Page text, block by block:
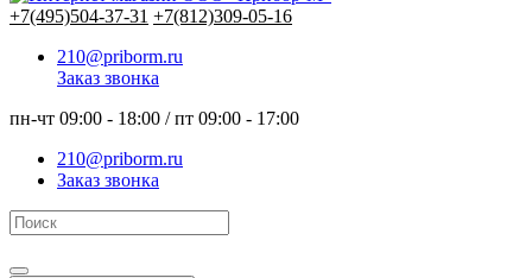
+7(495)504-37-31 +7(812)309-05-16
210@priborm.ru
Заказ звонка
пн-чт 09:00 - 18:00 / пт 09:00 - 17:00
210@priborm.ru
Заказ звонка